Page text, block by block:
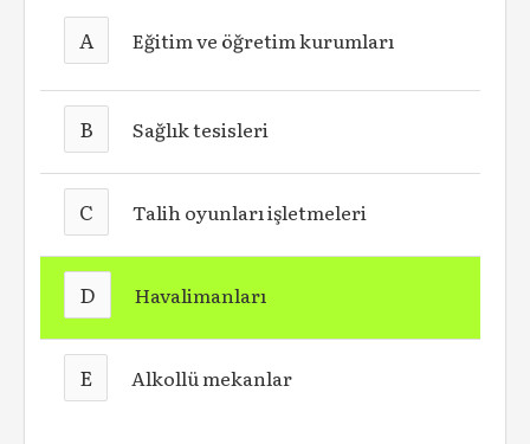
A Eğitim ve öğretim kurumları
B Sağlık tesisleri
C Talih oyunları işletmeleri
D Havalimanları
E Alkollü mekanlar